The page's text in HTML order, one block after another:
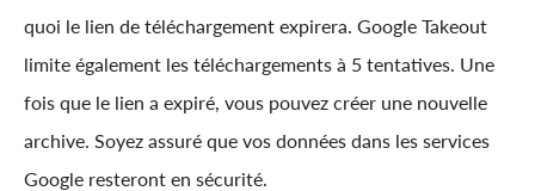
quoi le lien de téléchargement expirera. Google Takeout
limite également les téléchargements à 5 tentatives. Une
fois que le lien a expiré, vous pouvez créer une nouvelle
archive. Soyez assuré que vos données dans les services
Google resteront en sécurité.